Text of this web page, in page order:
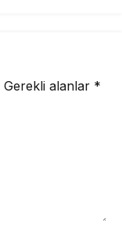
Gerekli alanlar *